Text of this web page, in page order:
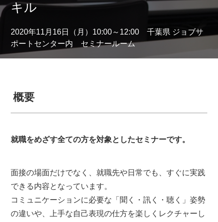
キル
2020年11月16日（月）10:00～12:00 千葉県 ジョブサ
ポートセンター内 セミナールーム
概要
就職をめざす全ての方を対象としたセミナーです。
面接の場面だけでなく、就職先や日常でも、すぐに実践
できる内容となっています。
コミュニケーションに必要な「聞く・訊く・聴く」姿勢
の違いや、上手な自己表現の仕方を楽しくレクチャーし